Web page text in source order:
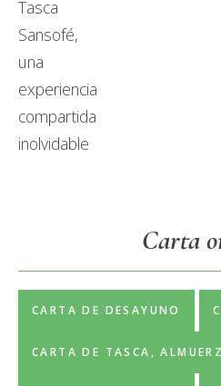
Carta
CARTA DE DESAYUNO
CARTA DE TASCA,